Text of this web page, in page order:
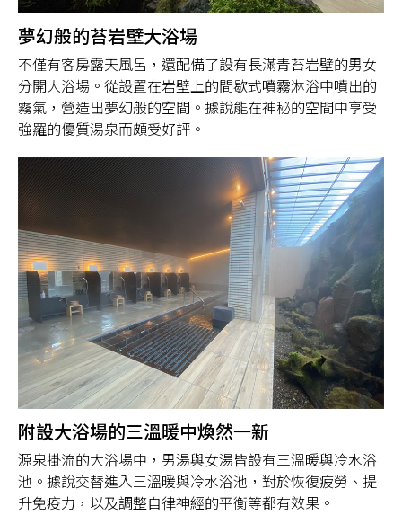
夢幻般的苔岩壁大浴場
不僅有客房露天風呂，還配備了設有長滿青苔岩壁的男女
分開大浴場。從設置在岩壁上的間歇式噴霧淋浴中噴出的
霧氣，營造出夢幻般的空間。據說能在神秘的空間中享受
強羅的優質湯泉而頗受好評。
附設大浴場的三溫暖中煥然一新
源泉掛流的大浴場中，男湯與女湯皆設有三溫暖與冷水浴
池。據說交替進入三溫暖與冷水浴池，對於恢復疲勞、提
升免疫力，以及調整自律神經的平衡等都有效果。